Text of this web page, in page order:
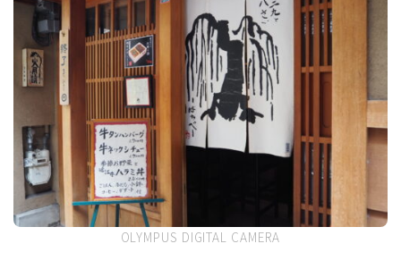
OLYMPUS DIGITAL CAMERA